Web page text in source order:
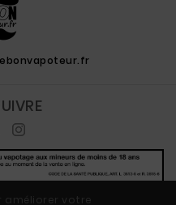
améliorer votre